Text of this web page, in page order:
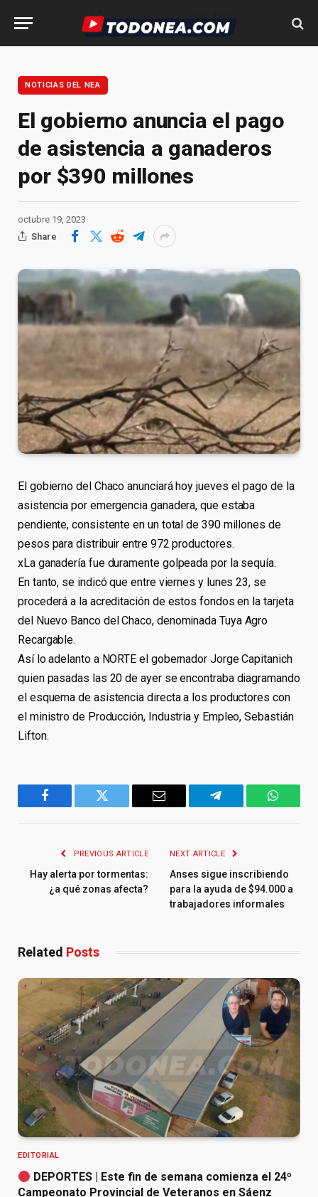
NOTICIAS DEL NEA
El gobierno anuncia el pago
de asistencia a ganaderos
por $390 millones
octubre 19, 2023
Share
El gobierno del Chaco anunciará hoy jueves el pago de la
asistencia por emergencia ganadera, que estaba
pendiente, consistente en un total de 390 millones de
pesos para distribuir entre 972 productores.
xLa ganadería fue duramente golpeada por la sequía.
En tanto, se indicó que entre viernes y lunes 23, se
procederá a la acreditación de estos fondos en la tarjeta
del Nuevo Banco del Chaco, denominada Tuya Agro
Recargable.
Así lo adelanto a NORTE el gobernador Jorge Capitanich
quien pasadas las 20 de ayer se encontraba diagramando
el esquema de asistencia directa a los productores con
el ministro de Producción, Industria y Empleo, Sebastián
Lifton.
Facebook Twitter Email Telegram
PREVIOUS ARTICLE
Hay alerta por tormentas:
¿a qué zonas afecta?
NEXT ARTICLE
Anses sigue inscribiendo
para la ayuda de $94.000 a
trabajadores informales
Related Posts
EDITORIAL
DEPORTES | Este fin de semana comienza el 24º
Campeonato Provincial de Veteranos en Sáenz